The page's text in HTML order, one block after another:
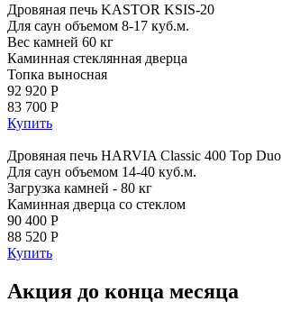
Дровяная печь KASTOR KSIS-20
Для саун объемом 8-17 куб.м.
Вес камней 60 кг
Каминная стеклянная дверца
Топка выносная
92 920 Р
83 700 Р
Купить
Дровяная печь HARVIA Classic 400 Top Duo
Для саун объемом 14-40 куб.м.
Загрузка камней - 80 кг
Каминная дверца со стеклом
90 400 Р
88 520 Р
Купить
Акция до конца месяца